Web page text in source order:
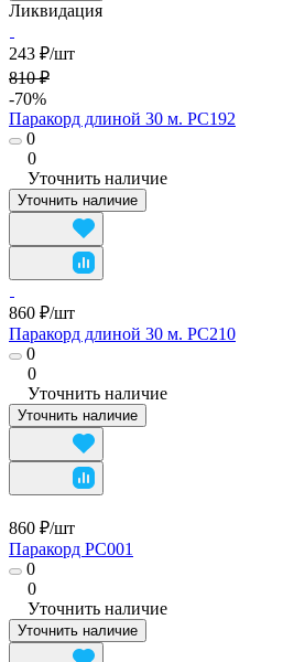
Ликвидация
243 ₽/шт
810 ₽
-70%
Паракорд длиной 30 м. PC192
0
0
Уточнить наличие
Уточнить наличие
860 ₽/шт
Паракорд длиной 30 м. PC210
0
0
Уточнить наличие
Уточнить наличие
860 ₽/шт
Паракорд PC001
0
0
Уточнить наличие
Уточнить наличие